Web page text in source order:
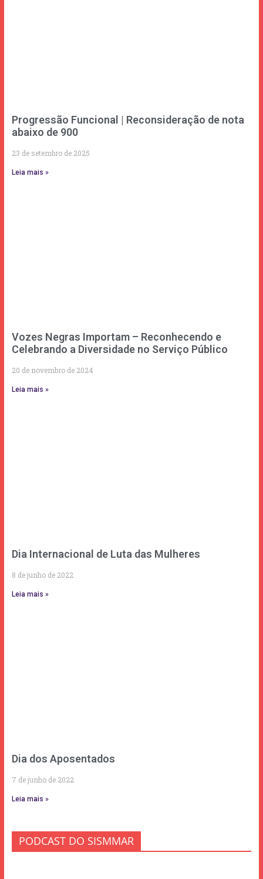
Progressão Funcional | Reconsideração de nota
abaixo de 900
23 de setembro de 2025
Leia mais »
Vozes Negras Importam – Reconhecendo e
Celebrando a Diversidade no Serviço Público
20 de novembro de 2024
Leia mais »
Dia Internacional de Luta das Mulheres
8 de junho de 2022
Leia mais »
Dia dos Aposentados
7 de junho de 2022
Leia mais »
PODCAST DO SISMMAR